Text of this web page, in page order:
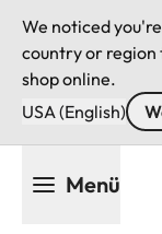
We noticed
country or
shop online.
USA (English)
Menü